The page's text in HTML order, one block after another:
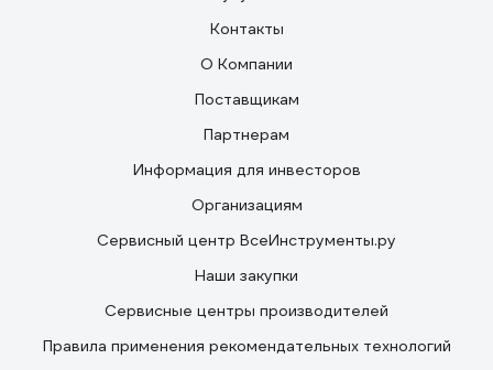
Контакты
О Компании
Поставщикам
Партнерам
Информация для инвесторов
Организациям
Сервисный центр ВсеИнструменты.ру
Наши закупки
Сервисные центры производителей
Правила применения рекомендательных технологий